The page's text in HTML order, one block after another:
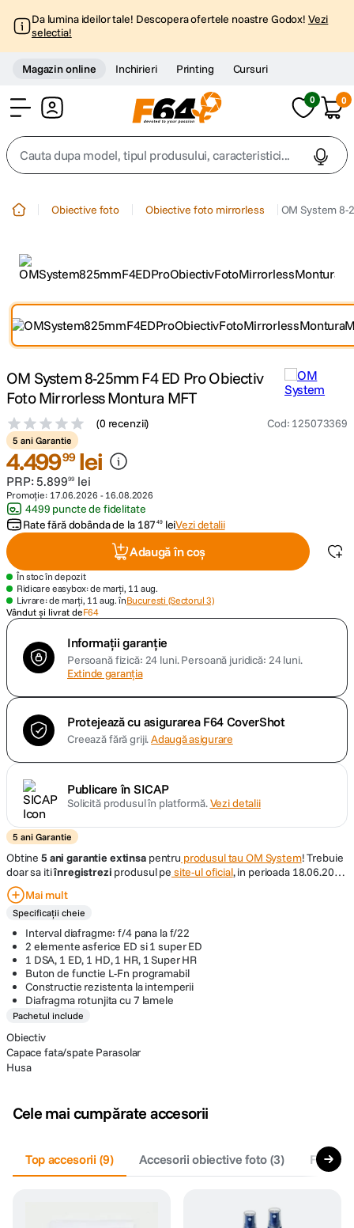
Da lumina ideilor tale! Descopera ofertele noastre Godox! Vezi
selectia!
Magazin online Inchirieri Printing Cursuri
0 0
Cauta dupa model, tipul produsului, caracteristici...
2. trepied
4. peak design
. canon sx740 hs
6. lavaliera
7. card memorie
8 ulanzi
10 . godox
Obiective foto Obiective foto mirrorless OM System 8-
OM System 8-25mm F4 ED Pro Obiectiv
Foto Mirrorless Montura MFT
(0 recenzii) Cod: 125073369
5 ani Garantie
4.49999 lei
PRP:5.89999 lei
Promoție: 17.06.2026 - 16.08.2026
4499 puncte de fidelitate
Rate fără dobânda de la 187 49 leiVezi detalii
Adaugă în coș
În stoc în depozit
Ridicare easybox: de marți, 11 aug.
Livrare: de marți, 11 aug. înBucuresti (Sectorul 3)
Vândut și livrat deF64
Informații garanție
Persoană fizică: 24 luni.Persoană juridică: 24 luni.
Extinde garanția
Protejează cu asigurarea F64 CoverShot
Creează fără griji.Adaugă asigurare
Publicare în SICAP
Solicită produsul în platformă.Vezi detalii
5 ani Garantie
Obtine5 ani garantie extinsapentru produsul tau OM System! Trebuie
doar sa itiînregistrezi produsul pe site-ul oficial, in perioada 18.06.2026
– 16.08.2026
Mai mult
Specificații cheie
Interval diafragme: f/4 pana la f/22
2 elemente asferice ED si 1 super ED
1 DSA, 1 ED, 1 HD, 1 HR, 1 Super HR
Buton de functie L-Fn programabil
Constructie rezistenta la intemperii
Diafragma rotunjita cu 7 lamele
Pachetul include
Obiectiv
Capace fata/spate Parasolar
Husa
Cele mai cumpărate accesorii
Top accesorii (9) Accesorii obiective foto(3) Filtre